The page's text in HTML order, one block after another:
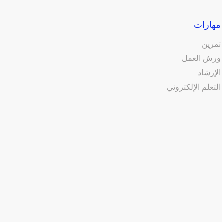
مهارات
تمرين
ورش العمل
الإرشاد
التعلم الإلكتروني